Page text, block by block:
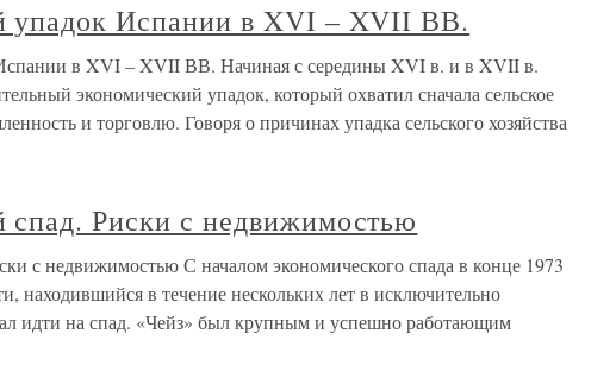
упадок Испании в XVI – XVII ВВ.
в XVI – XVII ВВ. Начиная с середины XVI в. и в XVII в.
экономический упадок, который охватил сначала сельское
и торговлю. Говоря о причинах упадка сельского хозяйства
спад. Риски с недвижимостью
с недвижимостью С началом экономического спада в конце 1973
находившийся в течение нескольких лет в исключительно
идти на спад. «Чейз» был крупным и успешно работающим